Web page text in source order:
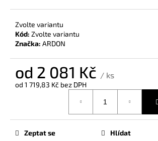
Zvolte variantu
Kód: Zvolte variantu
Značka: ARDON
od 2 081 Kč / ks
od 1 719,83 Kč bez DPH
Zeptat se Hlídat
D
o
p
o
u
e
m